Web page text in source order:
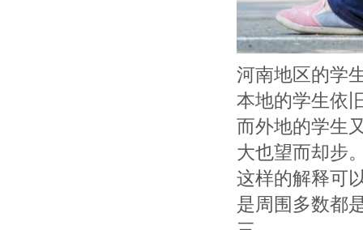
河南地区的学
本地的学生依
而外地的学生
大也望而却步
这样的解释可
是周围多数都